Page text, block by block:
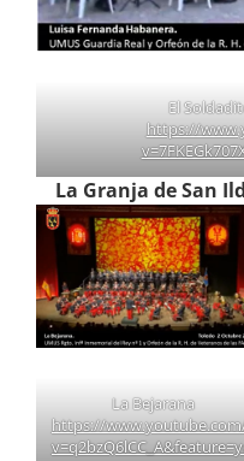
El
https://
La Granja de San
La Bejarana
https://